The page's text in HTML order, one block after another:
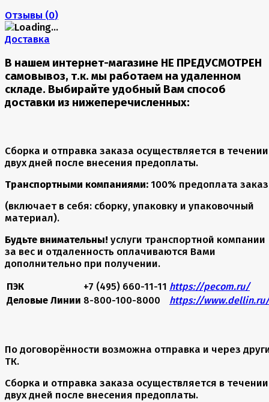
Отзывы (0)
Доставка
В нашем интернет-магазине НЕ ПРЕДУСМОТРЕН
самовывоз, т.к. мы работаем на удаленном
складе. Выбирайте удобный Вам способ
доставки из нижеперечисленных:
Сборка и отправка заказа осуществляется в течении
двух дней после внесения предоплаты.
Транспортными компаниями: 100% предоплата
(включает в себя: сборку, упаковку и упаковочный
материал).
Будьте внимательны! услуги транспортной компании
за вес и отдаленность оплачиваются Вами
дополнительно при получении.
ПЭК +7 (495) 660-11-11 https://pecom.ru/
Деловые Линии 8-800-100-8000 https://www.dellin.ru/
По договорённости возможна отправка и через
ТК.
Сборка и отправка заказа осуществляется в течении
двух дней после внесения предоплаты.